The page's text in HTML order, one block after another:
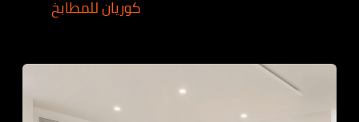
كوريان للمطابخ